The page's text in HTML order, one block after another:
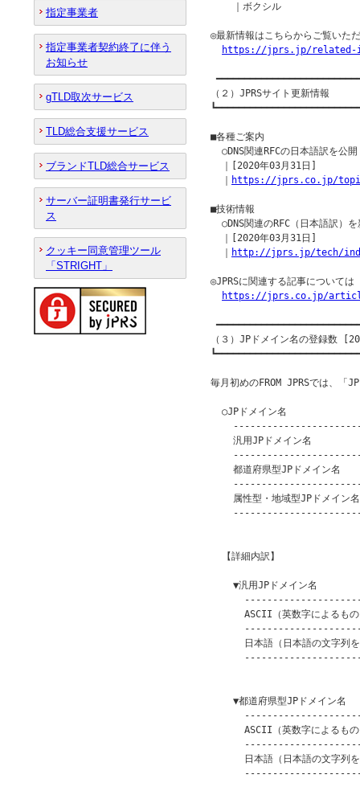
    ｜ボクシル
◎最新情報はこちらからご覧いた
https://jprs.jp/related-
（２）JPRSサイト更新情報
■各種ご案内
○DNS関連RFCの日本語訳を公
  ｜[2020年03月31日]
https://jprs.co.jp/
■技術情報
○DNS関連のRFC（日本語訳）を
  ｜[2020年03月31日]
http://jprs.jp/tech/
◎JPRSに関連する記事について
https://jprs.co.jp/
（３）JPドメイン名の登録数
毎月初めのFROM JPRSでは、「
  ○JPドメイン名
汎用JPドメイン名
都道府県型JPドメイン名
属性型・地域型JPドメイ
  【詳細内訳】
    ▼汎用JPドメイン名
ASCII（英数字によるも
日本語（日本語の文字列
    ▼都道府県型JPドメイン名
ASCII（英数字によるも
日本語（日本語の文字列
指定事業者
指定事業者契約終了に伴う
お知らせ
gTLD取次サービス
TLD総合支援サービス
ブランドTLD総合サービス
サーバー証明書発行サービ
ス
クッキー同意管理ツール
「STRIGHT」